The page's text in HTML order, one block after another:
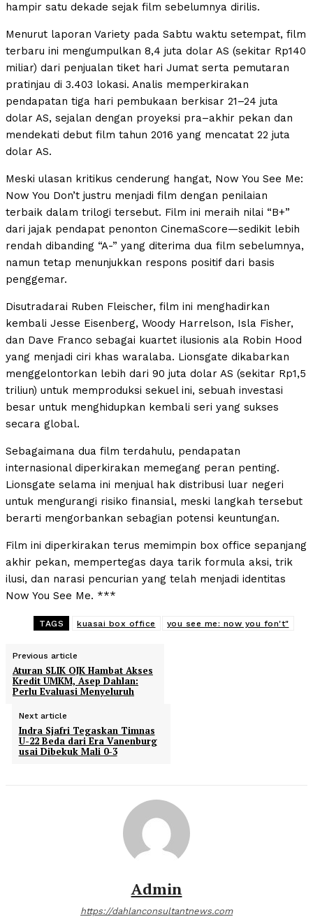
hampir satu dekade sejak film sebelumnya dirilis.
Menurut laporan Variety pada Sabtu waktu setempat, film
terbaru ini mengumpulkan 8,4 juta dolar AS (sekitar Rp140
miliar) dari penjualan tiket hari Jumat serta pemutaran
pratinjau di 3.403 lokasi. Analis memperkirakan
pendapatan tiga hari pembukaan berkisar 21–24 juta
dolar AS, sejalan dengan proyeksi pra–akhir pekan dan
mendekati debut film tahun 2016 yang mencatat 22 juta
dolar AS.
Meski ulasan kritikus cenderung hangat, Now You See Me:
Now You Don’t justru menjadi film dengan penilaian
terbaik dalam trilogi tersebut. Film ini meraih nilai “B+”
dari jajak pendapat penonton CinemaScore—sedikit lebih
rendah dibanding “A-” yang diterima dua film sebelumnya,
namun tetap menunjukkan respons positif dari basis
penggemar.
Disutradarai Ruben Fleischer, film ini menghadirkan
kembali Jesse Eisenberg, Woody Harrelson, Isla Fisher,
dan Dave Franco sebagai kuartet ilusionis ala Robin Hood
yang menjadi ciri khas waralaba. Lionsgate dikabarkan
menggelontorkan lebih dari 90 juta dolar AS (sekitar Rp1,5
triliun) untuk memproduksi sekuel ini, sebuah investasi
besar untuk menghidupkan kembali seri yang sukses
secara global.
Sebagaimana dua film terdahulu, pendapatan
internasional diperkirakan memegang peran penting.
Lionsgate selama ini menjual hak distribusi luar negeri
untuk mengurangi risiko finansial, meski langkah tersebut
berarti mengorbankan sebagian potensi keuntungan.
Film ini diperkirakan terus memimpin box office sepanjang
akhir pekan, mempertegas daya tarik formula aksi, trik
ilusi, dan narasi pencurian yang telah menjadi identitas
Now You See Me. ***
TAGS kuasai box office you see me: now you fon't"
Previous article
Aturan SLIK OJK Hambat Akses
Kredit UMKM, Asep Dahlan:
Perlu Evaluasi Menyeluruh
Next article
Indra Sjafri Tegaskan Timnas
U-22 Beda dari Era Vanenburg
usai Dibekuk Mali 0-3
Admin
https://dahlanconsultantnews.com